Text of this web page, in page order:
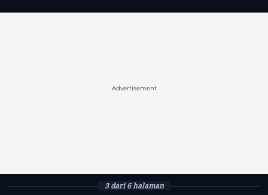
Advertisement
3 dari 6 halaman